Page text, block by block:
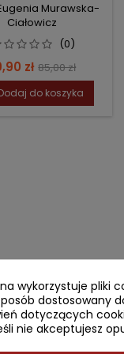
Murawska-
Ciałowicz
(0)
zł Cena
podstawowa
85,00 zł
do koszyka
wykorzystuje pliki
dostosowany
dotyczących
nie akceptujesz